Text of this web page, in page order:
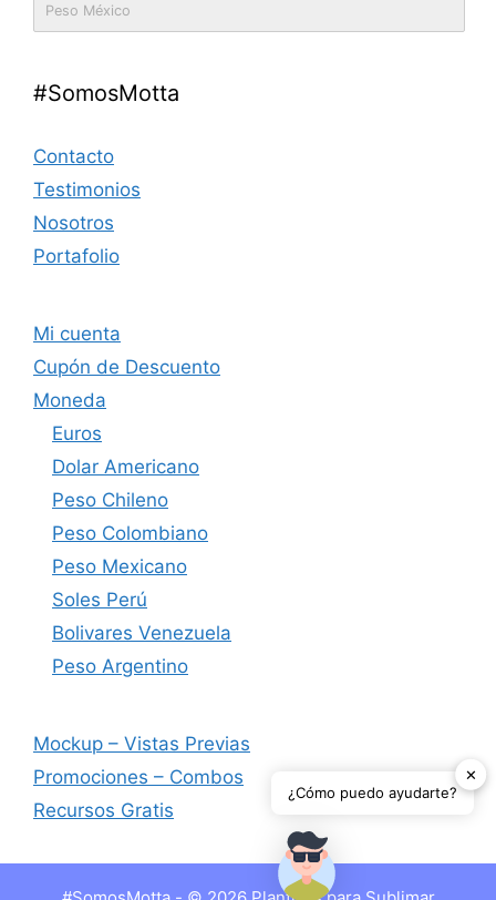
Peso México
#SomosMotta
Contacto
Testimonios
Nosotros
Portafolio
Mi cuenta
Cupón de Descuento
Moneda
Euros
Dolar Americano
Peso Chileno
Peso Colombiano
Peso Mexicano
Soles Perú
Bolivares Venezuela
Peso Argentino
Mockup – Vistas Previas
Promociones – Combos
Recursos Gratis
✕
¿Cómo puedo ayudarte?